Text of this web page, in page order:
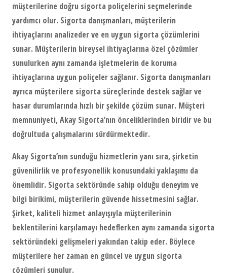
müşterilerine doğru sigorta poliçelerini seçmelerinde
yardımcı olur. Sigorta danışmanları, müşterilerin
ihtiyaçlarını analizeder ve en uygun sigorta çözümlerini
sunar. Müşterilerin bireysel ihtiyaçlarına özel çözümler
sunulurken aynı zamanda işletmelerin de koruma
ihtiyaçlarına uygun poliçeler sağlanır. Sigorta danışmanları
ayrıca müşterilere sigorta süreçlerinde destek sağlar ve
hasar durumlarında hızlı bir şekilde çözüm sunar. Müşteri
memnuniyeti, Akay Sigorta’nın önceliklerinden biridir ve bu
doğrultuda çalışmalarını sürdürmektedir.
Akay Sigorta’nın sunduğu hizmetlerin yanı sıra, şirketin
güvenilirlik ve profesyonellik konusundaki yaklaşımı da
önemlidir. Sigorta sektöründe sahip olduğu deneyim ve
bilgi birikimi, müşterilerin güvende hissetmesini sağlar.
Şirket, kaliteli hizmet anlayışıyla müşterilerinin
beklentilerini karşılamayı hedeflerken aynı zamanda sigorta
sektöründeki gelişmeleri yakından takip eder. Böylece
müşterilere her zaman en güncel ve uygun sigorta
çözümleri sunulur.